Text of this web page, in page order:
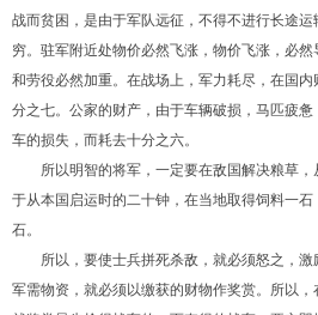
战而贫困，是由于军队远征，不得不进行长途
穷。驻军附近处物价必然飞涨，物价飞涨，必
和劳役必然加重。在战场上，军力耗尽，在国
分之七。公家的财产，由于车辆破损，马匹疲
车的损失，而耗去十分之六。
所以明智的将军，一定要在敌国解决粮草
于从本国启运时的二十钟，在当地取得饲料一
石。
所以，要使士兵拼死杀敌，就必须怒之，
军需物资，就必须以缴获的财物作奖赏。所以，